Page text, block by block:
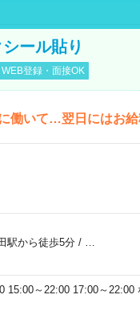
ール貼り
WEB登録・面接OK
働いて…翌日にはお給
駅から徒歩5分/
～22:00 17:00～22:00